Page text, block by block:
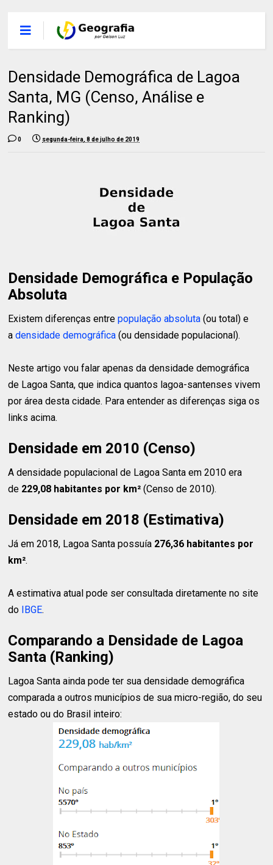
Densidade Demográfica de Lagoa
Santa, MG (Censo, Análise e
Ranking)
0 segunda-feira, 8 de julho de 2019
Densidade Demográfica e População
Absoluta
Existem diferenças entrepopulação absoluta (ou total) e
adensidade demográfica (ou densidade populacional).
Neste artigo vou falar apenas da densidade demográfica
de Lagoa Santa, que indica quantos lagoa-santenses vivem
por área desta cidade. Para entender as diferenças siga os
links acima.
Densidade em 2010 (Censo)
A densidade populacional de Lagoa Santa em 2010 era
de 229,08 habitantes por km² (Censo de 2010).
Densidade em 2018 (Estimativa)
Já em 2018, Lagoa Santa possuía 276,36 habitantes por
km².
A estimativa atual pode ser consultada diretamente no site
do IBGE.
Comparando a Densidade de Lagoa
Santa (Ranking)
Lagoa Santa ainda pode ter sua densidade demográfica
comparada a outros municípios de sua micro-região, do seu
estado ou do Brasil inteiro: